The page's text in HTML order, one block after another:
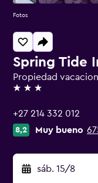
Spring Tide
Propiedad
3 estrellas
+27 214 332 012
8,2 Muy bueno
sáb. 15/8
Fotos